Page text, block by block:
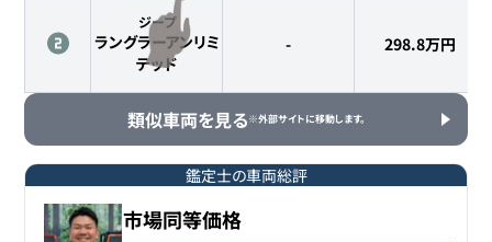
ジープ
ラングラーアンリミ
テッド
- 298.8万円
類似車両を見る※外部サイトに移動します。
鑑定士の車両総評
市場同等価格